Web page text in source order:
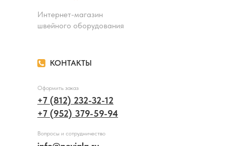
КОНТАКТЫ
Интернет-магазин
швейного оборудования
+7 (812) 232-32-12
+7 (952) 379-59-94
Оформить заказ
Вопросы и сотрудничество